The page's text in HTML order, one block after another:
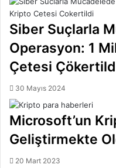
Siber Suçlarla
Operasyon: 1
Çetesi
30 Mayıs 2024
Microsoft’un
Geliştirmekte
20 Mart 2023